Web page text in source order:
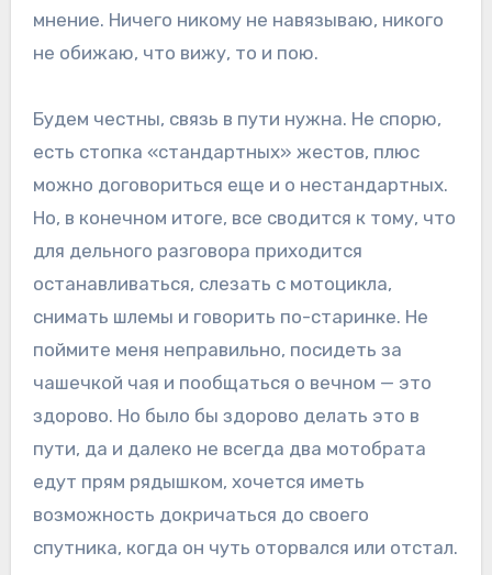
мнение. Ничего никому не навязываю, никого
не обижаю, что вижу, то и пою.
Будем честны, связь в пути нужна. Не спорю,
есть стопка «стандартных» жестов, плюс
можно договориться еще и о нестандартных.
Но, в конечном итоге, все сводится к тому, что
для дельного разговора приходится
останавливаться, слезать с мотоцикла,
снимать шлемы и говорить по-старинке. Не
поймите меня неправильно, посидеть за
чашечкой чая и пообщаться о вечном — это
здорово. Но было бы здорово делать это в
пути, да и далеко не всегда два мотобрата
едут прям рядышком, хочется иметь
возможность докричаться до своего
спутника, когда он чуть оторвался или отстал.